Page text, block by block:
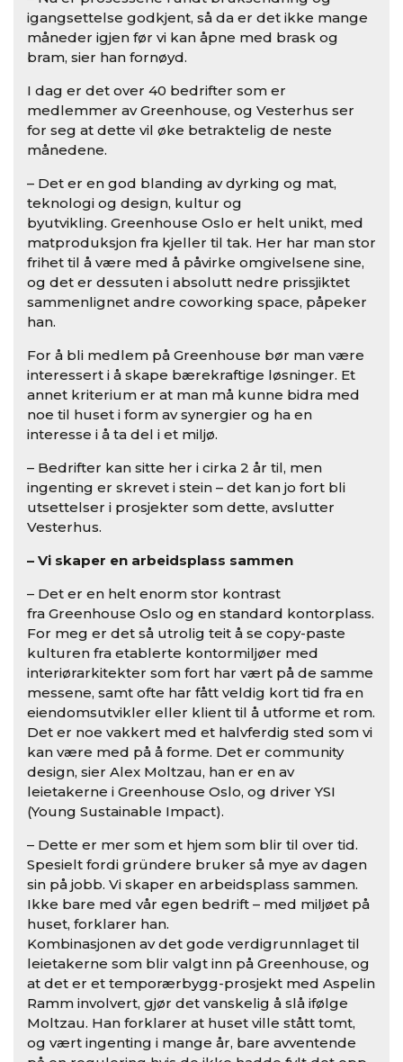
igangsettelse godkjent, så da er det ikke mange
måneder igjen før vi kan åpne med brask og
bram, sier han fornøyd.
I dag er det over 40 bedrifter som er
medlemmer av Greenhouse, og Vesterhus ser
for seg at dette vil øke betraktelig de neste
månedene.
– Det er en god blanding av dyrking og mat,
teknologi og design, kultur og
byutvikling. Greenhouse Oslo er helt unikt, med
matproduksjon fra kjeller til tak. Her har man stor
frihet til å være med å påvirke omgivelsene sine,
og det er dessuten i absolutt nedre prissjiktet
sammenlignet andre coworking space, påpeker
han.
For å bli medlem på Greenhouse bør man være
interessert i å skape bærekraftige løsninger. Et
annet kriterium er at man må kunne bidra med
noe til huset i form av synergier og ha en
interesse i å ta del i et miljø.
– Bedrifter kan sitte her i cirka 2 år til, men
ingenting er skrevet i stein – det kan jo fort bli
utsettelser i prosjekter som dette, avslutter
Vesterhus.
– Vi skaper en arbeidsplass sammen
– Det er en helt enorm stor kontrast
fra Greenhouse Oslo og en standard kontorplass.
For meg er det så utrolig teit å se copy-paste
kulturen fra etablerte kontormiljøer med
interiørarkitekter som fort har vært på de samme
messene, samt ofte har fått veldig kort tid fra en
eiendomsutvikler eller klient til å utforme et rom.
Det er noe vakkert med et halvferdig sted som vi
kan være med på å forme. Det er community
design, sier Alex Moltzau, han er en av
leietakerne i Greenhouse Oslo, og driver YSI
(Young Sustainable Impact).
– Dette er mer som et hjem som blir til over tid.
Spesielt fordi gründere bruker så mye av dagen
sin på jobb. Vi skaper en arbeidsplass sammen.
Ikke bare med vår egen bedrift – med miljøet på
huset, forklarer han.
Kombinasjonen av det gode verdigrunnlaget til
leietakerne som blir valgt inn på Greenhouse, og
at det er et temporærbygg-prosjekt med Aspelin
Ramm involvert, gjør det vanskelig å slå ifølge
Moltzau. Han forklarer at huset ville stått tomt,
og vært ingenting i mange år, bare avventende